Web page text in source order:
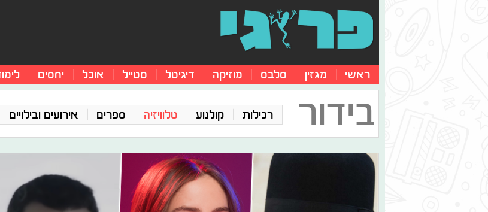
ראשי מגזין סלבס מוזיקה דיגיטל סטייל אוכל יחסים
בידור רכילות קולנוע טלוויזיה ספרים אירועים ובילויים